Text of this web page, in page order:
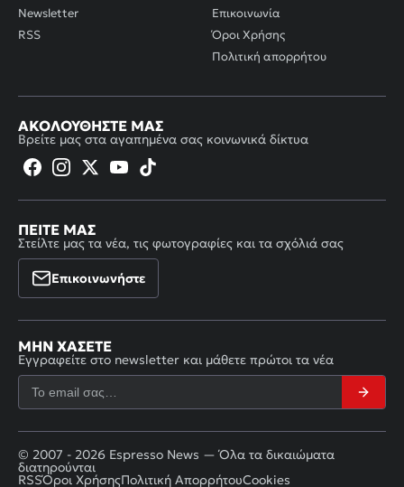
Newsletter
RSS
Επικοινωνία
Όροι Χρήσης
Πολιτική απορρήτου
ΑΚΟΛΟΥΘΉΣΤΕ ΜΑΣ
Βρείτε μας στα αγαπημένα σας κοινωνικά δίκτυα
ΠΕΊΤΕ ΜΑΣ
Στείλτε μας τα νέα, τις φωτογραφίες και τα σχόλιά σας
Επικοινωνήστε
ΜΗΝ ΧΆΣΕΤΕ
Εγγραφείτε στο newsletter και μάθετε πρώτοι τα νέα
© 2007 - 2026 Espresso News — Όλα τα δικαιώματα
διατηρούνται
RSSΌροι ΧρήσηςΠολιτική ΑπορρήτουCookies